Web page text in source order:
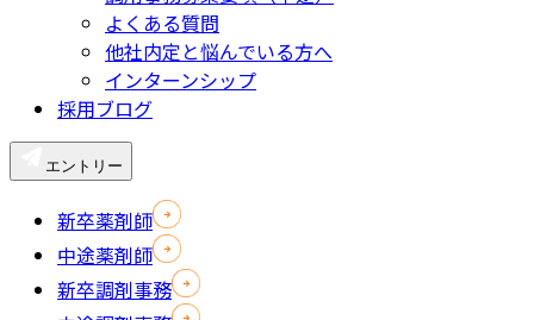
よくある質問
他社内定と悩んでいる方へ
インターンシップ
採用ブログ
エントリー
新卒薬剤師
中途薬剤師
新卒調剤事務